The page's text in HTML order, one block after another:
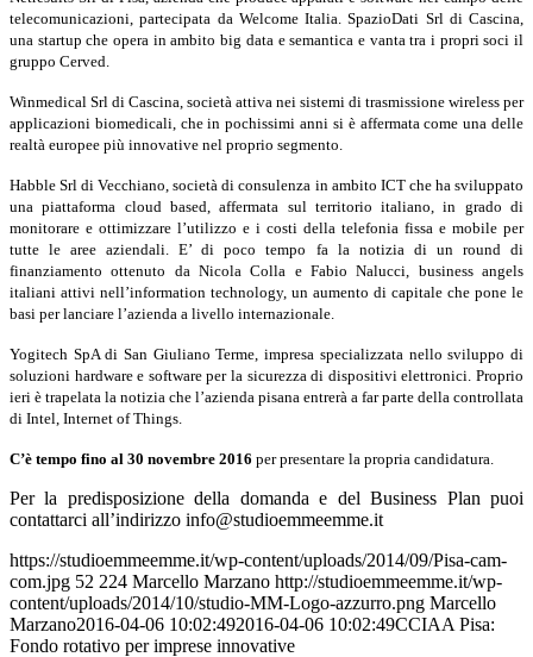
telecomunicazioni, partecipata da Welcome Italia.SpazioDati Srl di Cascina,
una startup che opera in ambito big data e semantica e vanta tra i propri soci il
gruppo Cerved.
Winmedical Srl di Cascina, società attiva nei sistemi di trasmissione wireless per
applicazioni biomedicali, che in pochissimi anni si è affermata come una delle
realtà europee più innovative nel proprio segmento.
Habble Srl di Vecchiano, società di consulenza in ambito ICT che ha sviluppato
unapiattaforma cloud based, affermata sul territorio italiano, in grado di
monitorare e ottimizzare l’utilizzo e i costi della telefonia fissa e mobile per
tutte le aree aziendali. E’ di poco tempo fa la notizia di un round di
finanziamento ottenuto da Nicola Colla e Fabio Nalucci, business angels
italiani attivi nell’information technology, un aumento di capitale che pone le
basi perlanciare l’azienda a livello internazionale.
Yogitech SpA di San Giuliano Terme, impresa specializzata nello sviluppo di
soluzioni hardware e software per la sicurezza di dispositivi elettronici. Proprio
ieri è trapelata la notizia che l’azienda pisana entrerà a far parte della controllata
di Intel, Internet of Things.
C’è tempo fino al 30 novembre 2016 per presentare la propria candidatura
Per la predisposizione della domanda e del Business Plan puoi
contattarci all’indirizzo info@studioemmeemme.it
https://studioemmeemme.it/wp-content/uploads/2014/09/Pisa-cam-
com.jpg 52 224 Marcello Marzano http://studioemmeemme.it/wp-
content/uploads/2014/10/studio-MM-Logo-azzurro.png Marcello
Marzano2016-04-06 10:02:492016-04-06 10:02:49CCIAA Pisa:
Fondo rotativo per imprese innovative